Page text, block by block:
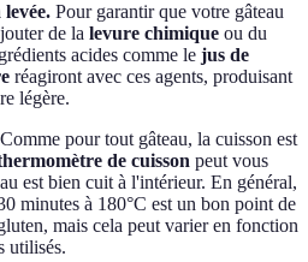
Pour garantir que votre gâteau
de la levure chimique ou du
acides comme le jus de
réagiront avec ces agents, produisant
légère.
Comme pour tout gâteau, la cuisson est
de cuisson peut vous
est bien cuit à l'intérieur. En général,
minutes à 180°C est un bon point de
mais cela peut varier en fonction
utilisés.